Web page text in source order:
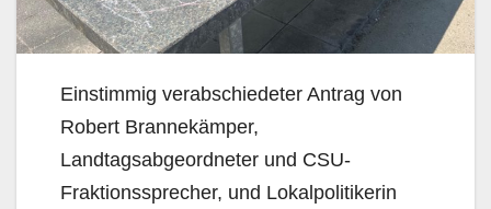
Einstimmig verabschiedeter Antrag von
Robert Brannekämper,
Landtagsabgeordneter und CSU-
Fraktionssprecher, und Lokalpolitikerin